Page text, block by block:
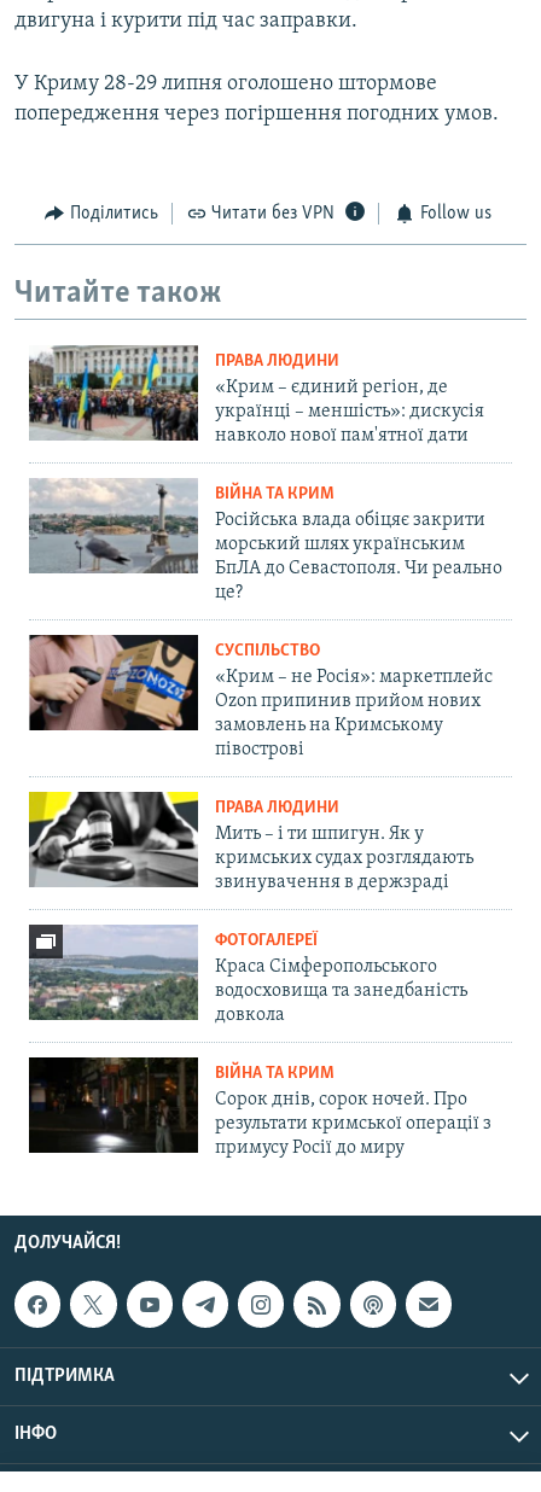
двигуна і курити під час заправки.
У Криму 28-29 липня оголошено штормове
попередження через погіршення погодних умов.
Поділитись Читати без VPN Follow us
Читайте також
ПРАВА ЛЮДИНИ
«Крим – єдиний регіон, де
українці – меншість»: дискусія
навколо нової пам'ятної дати
ВІЙНА ТА КРИМ
Російська влада обіцяє закрити
морський шлях українським
БпЛА до Севастополя. Чи реально
це?
СУСПІЛЬСТВО
«Крим – не Росія»: маркетплейс
Ozon припинив прийом нових
замовлень на Кримському
півострові
ПРАВА ЛЮДИНИ
Мить – і ти шпигун. Як у
кримських судах розглядають
звинувачення в держзраді
ФОТОГАЛЕРЕЇ
Краса Сімферопольського
водосховища та занедбаність
довкола
ВІЙНА ТА КРИМ
Сорок днів, сорок ночей. Про
результати кримської операції з
примусу Росії до миру
ДОЛУЧАЙСЯ!
ПІДТРИМКА
ІНФО